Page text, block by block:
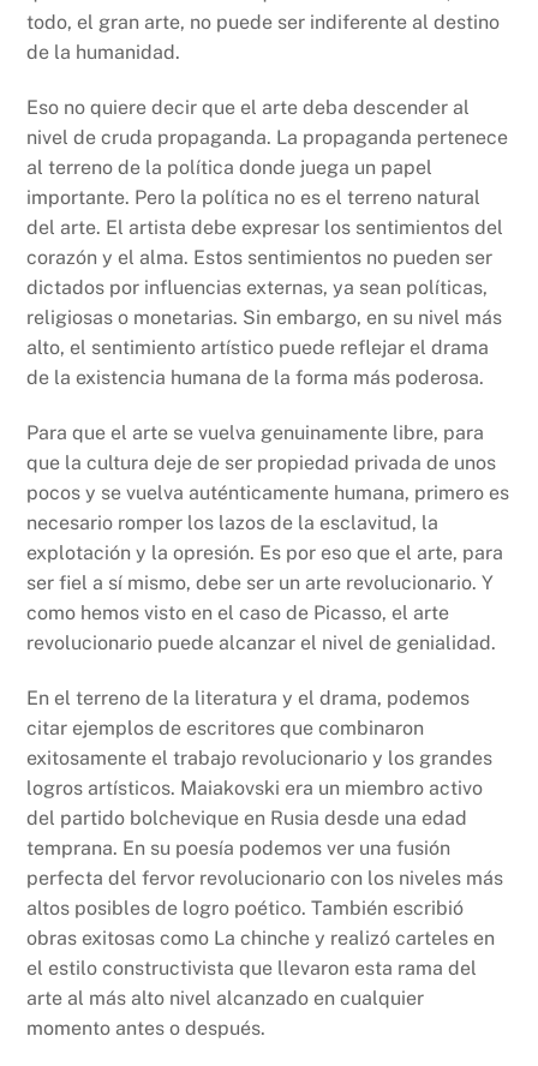
todo, el gran arte, no puede ser indiferente al destino
de la humanidad.
Eso no quiere decir que el arte deba descender al
nivel de cruda propaganda. La propaganda pertenece
al terreno de la política donde juega un papel
importante. Pero la política no es el terreno natural
del arte. El artista debe expresar los sentimientos del
corazón y el alma. Estos sentimientos no pueden ser
dictados por influencias externas, ya sean políticas,
religiosas o monetarias. Sin embargo, en su nivel más
alto, el sentimiento artístico puede reflejar el drama
de la existencia humana de la forma más poderosa.
Para que el arte se vuelva genuinamente libre, para
que la cultura deje de ser propiedad privada de unos
pocos y se vuelva auténticamente humana, primero es
necesario romper los lazos de la esclavitud, la
explotación y la opresión. Es por eso que el arte, para
ser fiel a sí mismo, debe ser un arte revolucionario. Y
como hemos visto en el caso de Picasso, el arte
revolucionario puede alcanzar el nivel de genialidad.
En el terreno de la literatura y el drama, podemos
citar ejemplos de escritores que combinaron
exitosamente el trabajo revolucionario y los grandes
logros artísticos. Maiakovski era un miembro activo
del partido bolchevique en Rusia desde una edad
temprana. En su poesía podemos ver una fusión
perfecta del fervor revolucionario con los niveles más
altos posibles de logro poético. También escribió
obras exitosas como La chinche y realizó carteles en
el estilo constructivista que llevaron esta rama del
arte al más alto nivel alcanzado en cualquier
momento antes o después.